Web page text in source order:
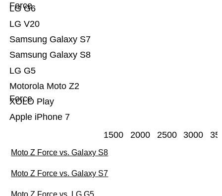
Apple iPhone 7
XOLO Play
Motorola Moto Z2
Force
LG G5
Samsung Galaxy S8
Samsung Galaxy S7
LG V20
LG G6
Force
1500 2000 2500 3000
Moto Z Force vs. Galaxy S8
Moto Z Force vs. Galaxy S7
Moto Z Force vs. LG G5